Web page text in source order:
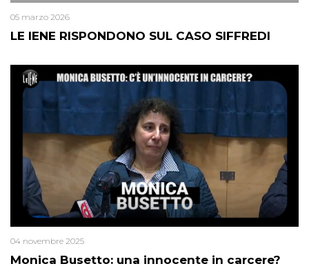
LE IENE RISPONDONO SUL CASO SIFFREDI
05 marzo 2026
Monica Busetto: una innocente in carcere?
04 novembre 2025